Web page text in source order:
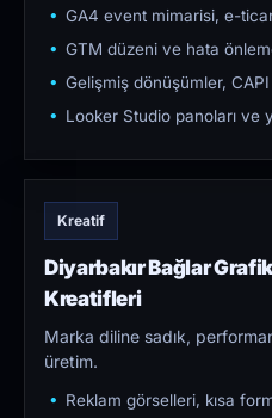
GA4 event mimarisi, e-
GTM düzeni ve hata
Gelişmiş dönüşümler,
Looker Studio panoları ve
Kreatif
Diyarbakır Bağlar
Kreatifleri
Marka diline sadık,
üretim.
Reklam görselleri, kısa